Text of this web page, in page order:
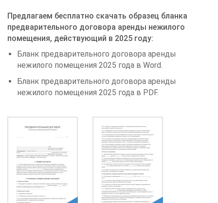
Предлагаем бесплатно скачать образец бланка
предварительного договора аренды нежилого
помещения, действующий в 2025 году:
Бланк предварительного договора аренды
нежилого помещения 2025 года в Word.
Бланк предварительного договора аренды
нежилого помещения 2025 года в PDF.